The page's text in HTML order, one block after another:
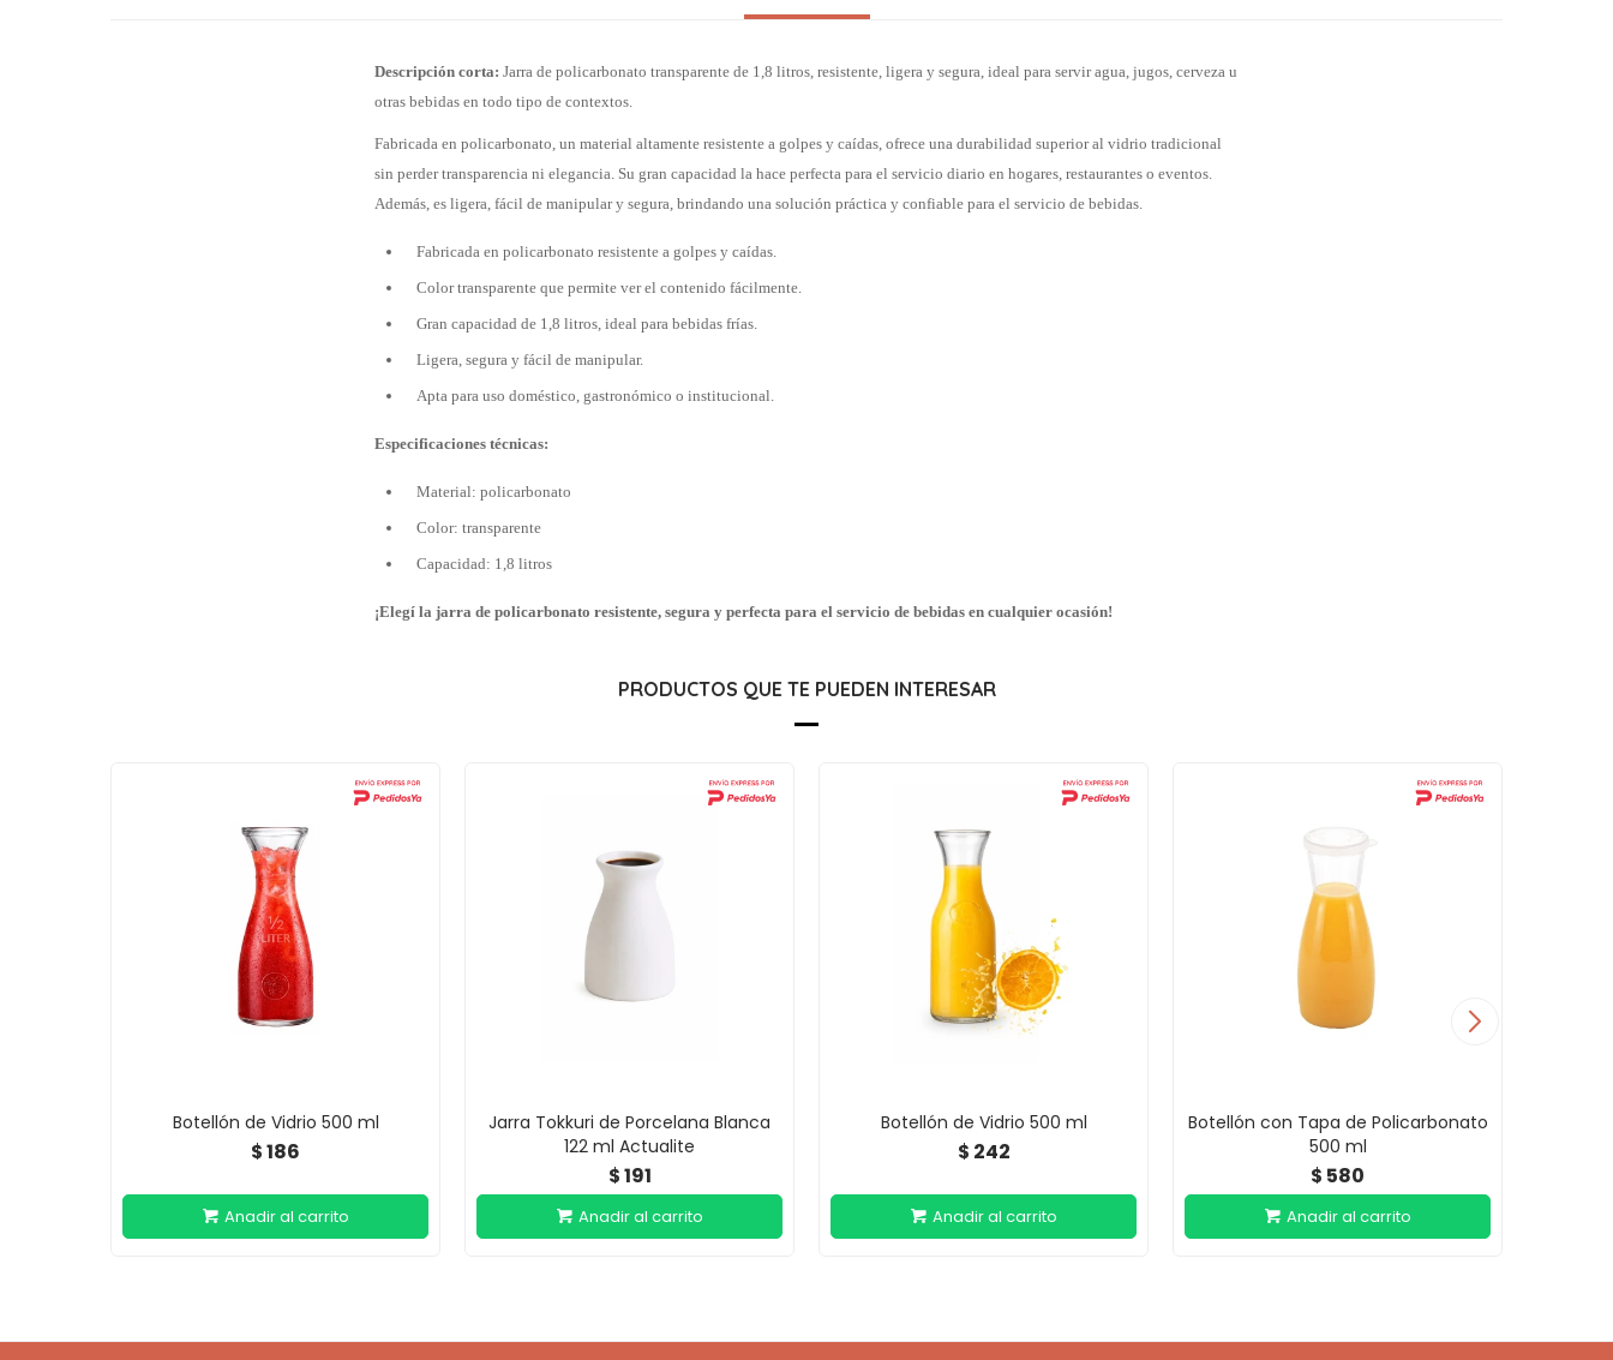
Descripción corta: Jarra de policarbonato transparente de 1,8 litros, resistente, ligera y segura, ideal para servir agua, jugos, cerveza u
otras bebidas en todo tipo de contextos.
Fabricada en policarbonato, un material altamente resistente a golpes y caídas, ofrece una durabilidad superior al vidrio tradicional
sin perder transparencia ni elegancia. Su gran capacidad la hace perfecta para el servicio diario en hogares, restaurantes o eventos.
Además, es ligera, fácil de manipular y segura, brindando una solución práctica y confiable para el servicio de bebidas.
Fabricada en policarbonato resistente a golpes y caídas.
Color transparente que permite ver el contenido fácilmente.
Gran capacidad de 1,8 litros, ideal para bebidas frías.
Ligera, segura y fácil de manipular.
Apta para uso doméstico, gastronómico o institucional.
Especificaciones técnicas:
Material: policarbonato
Color: transparente
Capacidad: 1,8 litros
¡Elegí la jarra de policarbonato resistente, segura y perfecta para el servicio de bebidas en cualquier ocasión!
PRODUCTOS QUE TE PUEDEN INTERESAR
Botellón de Vidrio 500 ml
$186
Jarra Tokkuri de Porcelana Blanca
122 ml Actualite
$191
Botellón de Vidrio 500 ml
$ 242
Botellón con Tapa de Policarbonato
500 ml
$ 580